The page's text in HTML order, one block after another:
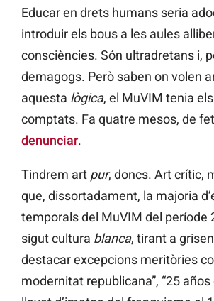
Educar en drets humans seria
introduir els bous a les aules
consciències. Són ultradretans i,
demagogs. Però saben on volen
aquesta lògica, el MuVIM tenia
comptats. Fa quatre mesos, de
denunciar.
Tindrem art pur, doncs. Art crític,
que, dissortadament, la majoria
temporals del MuVIM del període
sigut cultura blanca, tirant a
destacar excepcions meritòries
modernitat republicana”, “25 años